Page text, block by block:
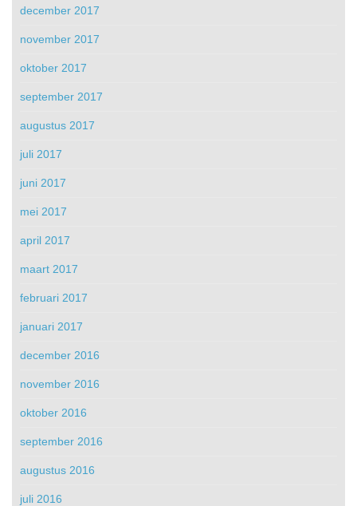
december 2017
november 2017
oktober 2017
september 2017
augustus 2017
juli 2017
juni 2017
mei 2017
april 2017
maart 2017
februari 2017
januari 2017
december 2016
november 2016
oktober 2016
september 2016
augustus 2016
juli 2016